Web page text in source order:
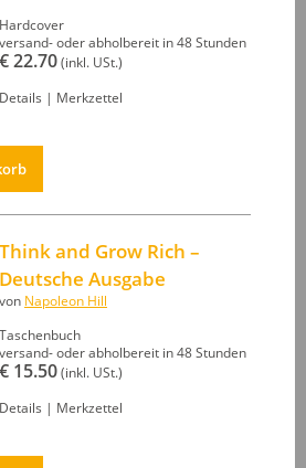
Hardcover
versand- oder abholbereit in 48 Stunden
€ 22.70 (inkl. USt.)
Details | Merkzettel
Think and Grow Rich –
Deutsche Ausgabe
von Napoleon Hill
Taschenbuch
versand- oder abholbereit in 48 Stunden
€ 15.50 (inkl. USt.)
Details | Merkzettel